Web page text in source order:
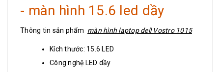
- màn hình 15.6 led dầy
Thông tin sản phẩm màn hình laptop dell Vostro 1015
Kích thước: 15.6 LED
Công nghệ LED dầy